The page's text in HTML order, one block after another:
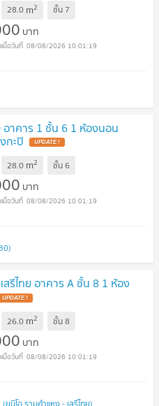
28.0 m2 ชั้น 7
บาท
08/08/2026 10:01:19
อาคาร 1 ชั้น 6 1 ห้องนอน
กะปิ
28.0 m2 ชั้น6
บาท
08/08/2026 10:01:19
สรีไทย อาคาร A ชั้น 8 1 ห้อง
26.0 m2 ชั้น8
บาท
08/08/2026 10:01:19